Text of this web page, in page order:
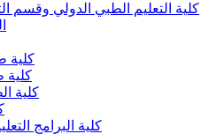
كلية التعليم الطبي الدولي وقسم
كلية
كلية
كلية
كلية البرامج